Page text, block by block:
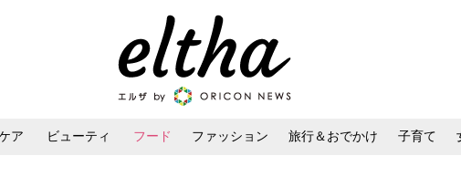
ア ビューティ フード ファッション 旅行＆おでかけ 子育て